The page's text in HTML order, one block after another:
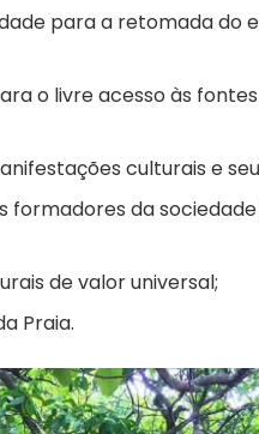
para a retomada do
o livre acesso às
culturais e
formadores da
de valor universal;
Praia.